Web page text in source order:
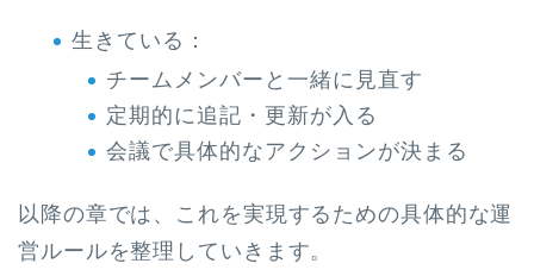
生きている：
チームメンバーと一緒に見直す
定期的に追記・更新が入る
会議で具体的なアクションが決まる
以降の章では、これを実現するための具体的な運
営ルールを整理していきます。